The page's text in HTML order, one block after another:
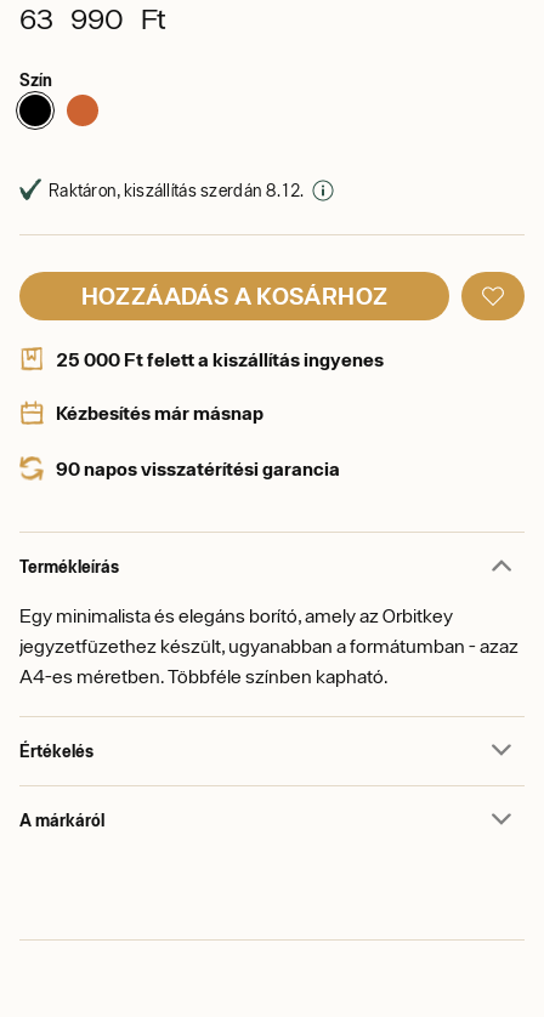
63 990 Ft
Szín
Raktáron, kiszállítás szerdán 8. 12.
HOZZÁADÁS A KOSÁRHOZ
25 000 Ft felett a kiszállítás ingyenes
Kézbesítés már másnap
90 napos visszatérítési garancia
Termékleírás
Egy minimalista és elegáns borító, amely az Orbitkey
jegyzetfüzethez készült, ugyanabban a formátumban - azaz
A4-es méretben. Többféle színben kapható.
Értékelés
A márkáról